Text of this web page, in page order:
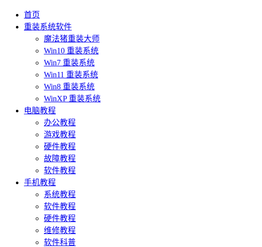
首页
重装系统软件
魔法猪重装大师
Win10 重装系统
Win7 重装系统
Win11 重装系统
Win8 重装系统
WinXP 重装系统
电脑教程
办公教程
游戏教程
硬件教程
故障教程
软件教程
手机教程
系统教程
软件教程
硬件教程
维修教程
软件科普